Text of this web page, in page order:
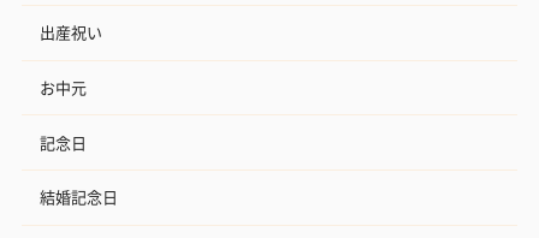
出産祝い
お中元
記念日
結婚記念日